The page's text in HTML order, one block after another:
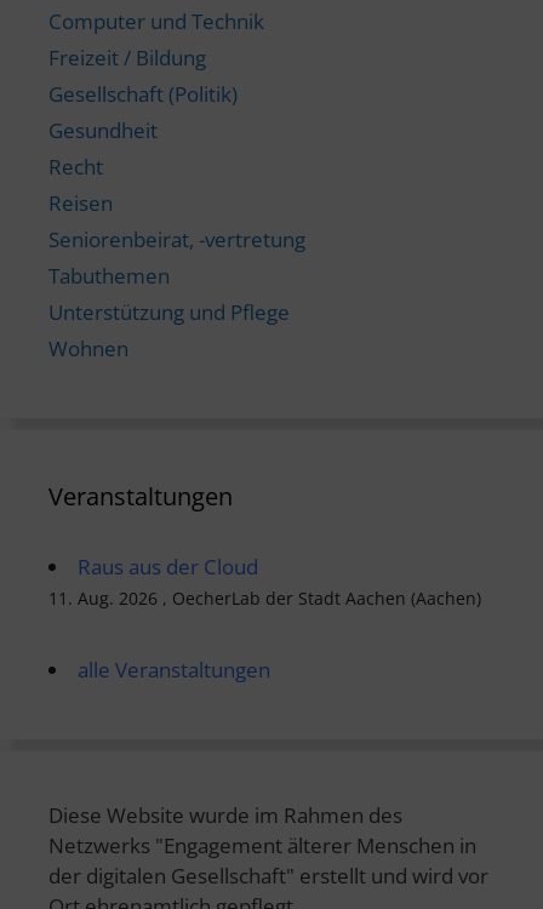
Computer und Technik
Freizeit / Bildung
Gesellschaft (Politik)
Gesundheit
Recht
Reisen
Seniorenbeirat, -vertretung
Tabuthemen
Unterstützung und Pflege
Wohnen
Veranstaltungen
Raus aus der Cloud
11. Aug. 2026 , OecherLab der Stadt Aachen (Aachen)
alle Veranstaltungen
Diese Website wurde im Rahmen des
Netzwerks "Engagement älterer Menschen in
der digitalen Gesellschaft" erstellt und wird vor